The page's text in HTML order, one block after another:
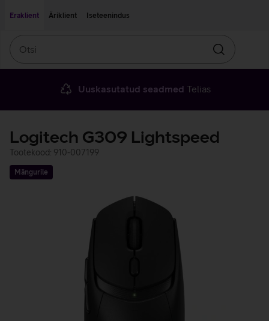
Eraklient
Äriklient Iseteenindus
Otsin
Uuskasutatud seadmed Telias
Logitech G309 Lightspeed
Tootekood: 910-007199
Mängurile